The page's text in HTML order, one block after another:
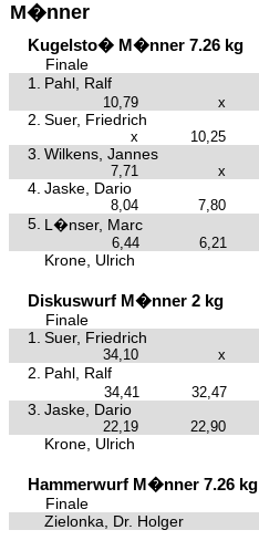
M�nner
Kugelsto� M�nner 7.26 kg
Finale
1.
Pahl, Ralf
10,79
x
2. Suer, Friedrich
x
10,25
3. Wilkens, Jannes
7,71
x
4. Jaske, Dario
8,04
7,80
5. L�nser, Marc
6,44
6,21
Krone, Ulrich
Diskuswurf M�nner 2 kg
Finale
1.
Suer, Friedrich
34,10
x
2. Pahl, Ralf
34,41
32,47
3. Jaske, Dario
22,19
22,90
Krone, Ulrich
Hammerwurf M�nner 7.26 kg
Finale
Zielonka, Dr. Holger